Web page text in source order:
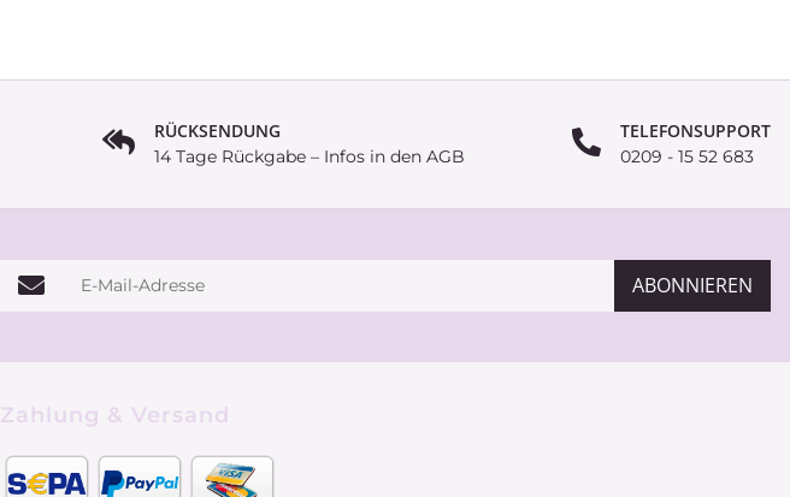
RÜCKSENDUNG
14 Tage Rückgabe – Infos in den AGB
TELEFONSUPPORT
0209 - 15 52 683
E-Mail-Adresse ABONNIEREN
Zahlung & Versand